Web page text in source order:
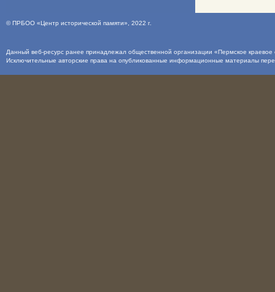
©ПРБОО «Центр исторической памяти» , 2022 г.
Данный веб-ресурс ранее принадлежал общественной организации «Пермское
Исключительные авторские права на опубликованные информационные материалы